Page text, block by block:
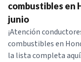
combustibles en
junio
¡Atención
combustibles en
la lista completa aquí.